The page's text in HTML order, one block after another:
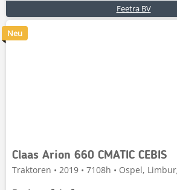
Feetra BV
Claas Arion 660 CMATIC CEBIS
Traktoren • 2019 • 7108h • Ospel,
Neu